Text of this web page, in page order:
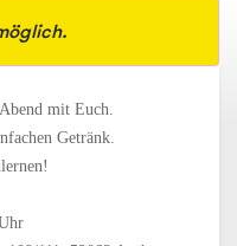
mit Euch.
Getränk.